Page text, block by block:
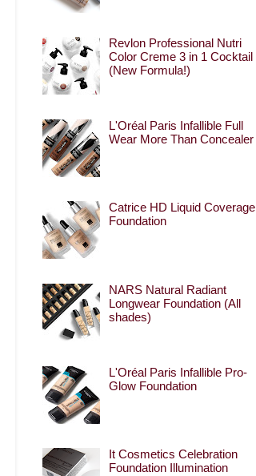
Revlon Professional Nutri
Color Creme 3 in 1 Cocktail
(New Formula!)
L'Oréal Paris Infallible Full
Wear More Than Concealer
Catrice HD Liquid Coverage
Foundation
NARS Natural Radiant
Longwear Foundation (All
shades)
L'Oréal Paris Infallible Pro-
Glow Foundation
It Cosmetics Celebration
Foundation Illumination